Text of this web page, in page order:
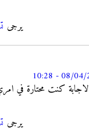
يرجى
كنت محتارة في
يرجى